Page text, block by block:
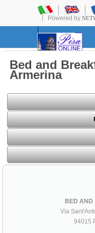
Powered by
Bed and
Armerina
BED AND
Via
94015